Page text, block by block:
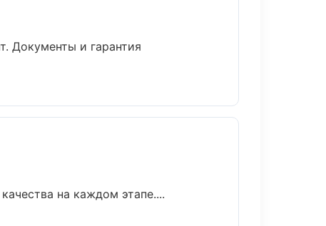
Документы и гарантия
на каждом этапе....